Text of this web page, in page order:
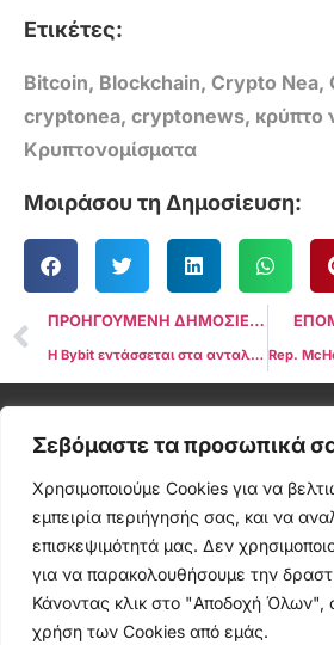
Σεβόμαστε τα προσωπικά
Χρησιμοποιούμε Cookies για να
εμπειρία περιήγησής σας, και να
επισκεψιμότητά μας. Δεν
για να παρακολουθήσουμε την
Κάνοντας κλικ στο "Αποδοχή Όλων",
χρήση των Cookies από εμάς.
Ετικέτες:
Bitcoin, Blockchain, Crypto Nea,
cryptonea, cryptonews, κρύπτο
Κρυπτονομίσματα
Μοιράσου τη Δημοσίευση:
ΠΡΟΗΓΟΥΜΕΝΗ ΔΗΜΟΣΙΕΥΣΗ
Η Bybit εντάσσεται στα ανταλλακτήρια κρύπτο που προσφέρουν υπηρεσίες δανεισμού κρύπτο